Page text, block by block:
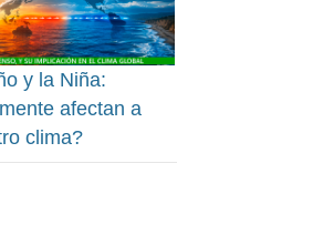
y la Niña:
afectan a
clima?